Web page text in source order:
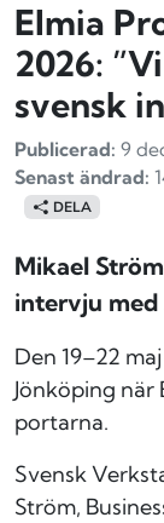
Elmia
2026:
svensk
Publicerad: 9
Senast ändrad:
DELA
Mikael
intervju med
Den 19–22
Jönköping
portarna.
Svensk
Ström,